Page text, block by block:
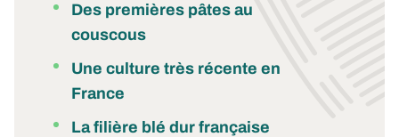
Des premières pâtes au
couscous
Une culture très récente en
France
La filière blé dur française